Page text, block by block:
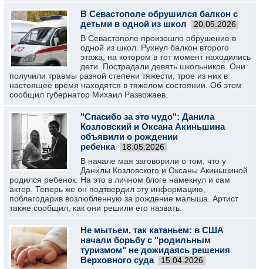
В Севастополе обрушился балкон с
детьми в одной из школ
20.05.2026
В Севастополе произошло обрушение в
одной из школ. Рухнул балкон второго
этажа, на котором в тот момент находились
дети. Пострадали девять школьников. Они
получили травмы разной степени тяжести, трое из них в
настоящее время находятся в тяжелом состоянии. Об этом
сообщил губернатор Михаил Развожаев.
"Спасибо за это чудо": Данила
Козловский и Оксана Акиньшина
объявили о рождении
ребенка
18.05.2026
В начале мая заговорили о том, что у
Данилы Козловского и Оксаны Акиньшиной
родился ребенок. На это в личном блоге намекнул и сам
актер. Теперь же он подтвердил эту информацию,
поблагодарив возлюбленную за рождение малыша. Артист
также сообщил, как они решили его назвать.
Не мытьем, так катаньем: в США
начали борьбу с "родильным
туризмом" не дожидаясь решения
Верховного суда
15.04.2026